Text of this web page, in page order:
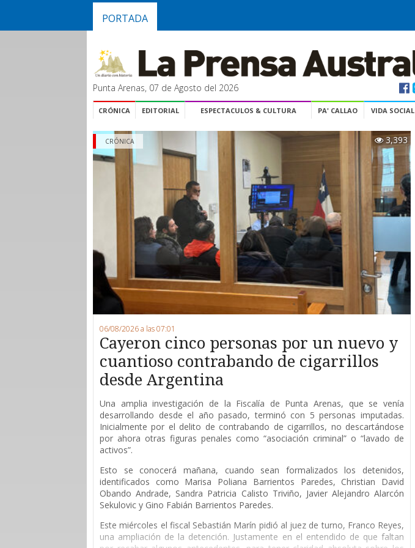
PORTADA
Punta Arenas, 07 de Agosto del 2026
CRÓNICA EDITORIAL ESPECTACULOS & CULTURA PA' CALLAO VIDA SOCIAL
3,393
CRÓNICA
06/08/2026 a las 07:01
Cayeron cinco personas por un nuevo y
cuantioso contrabando de cigarrillos
desde Argentina
Una amplia investigación de la Fiscalía de Punta Arenas, que se venía
desarrollando desde el año pasado, terminó con 5 personas imputadas.
Inicialmente por el delito de contrabando de cigarrillos, no descartándose
por ahora otras figuras penales como “asociación criminal” o “lavado de
activos”.
Esto se conocerá mañana, cuando sean formalizados los detenidos,
identificados como Marisa Poliana Barrientos Paredes, Christian David
Obando Andrade, Sandra Patricia Calisto Triviño, Javier Alejandro Alarcón
Sekulovic y Gino Fabián Barrientos Paredes.
Este miércoles el fiscal Sebastián Marín pidió al juez de turno, Franco Reyes,
una ampliación de la detención. Justamente en el entendido de que faltan